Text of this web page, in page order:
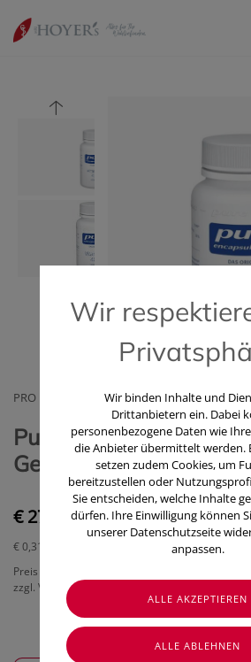
PRO MEDICO HANDELSGMBH
Pure Encapsulations
Gepuffert 90 Kapseln
€ 27,80
€ 0,31
Preis inkl. MwSt.
zzgl. Versandkosten
Wir
Wir binden Inhalte und
Drittanbietern ein. Dabei
personenbezogene Daten wie
die Anbieter übermittelt werden.
setzen zudem Cookies, um
bereitzustellen oder
Sie entscheiden, welche Inhalte
dürfen. Ihre Einwilligung können
unserer Datenschutzseite
anpassen.